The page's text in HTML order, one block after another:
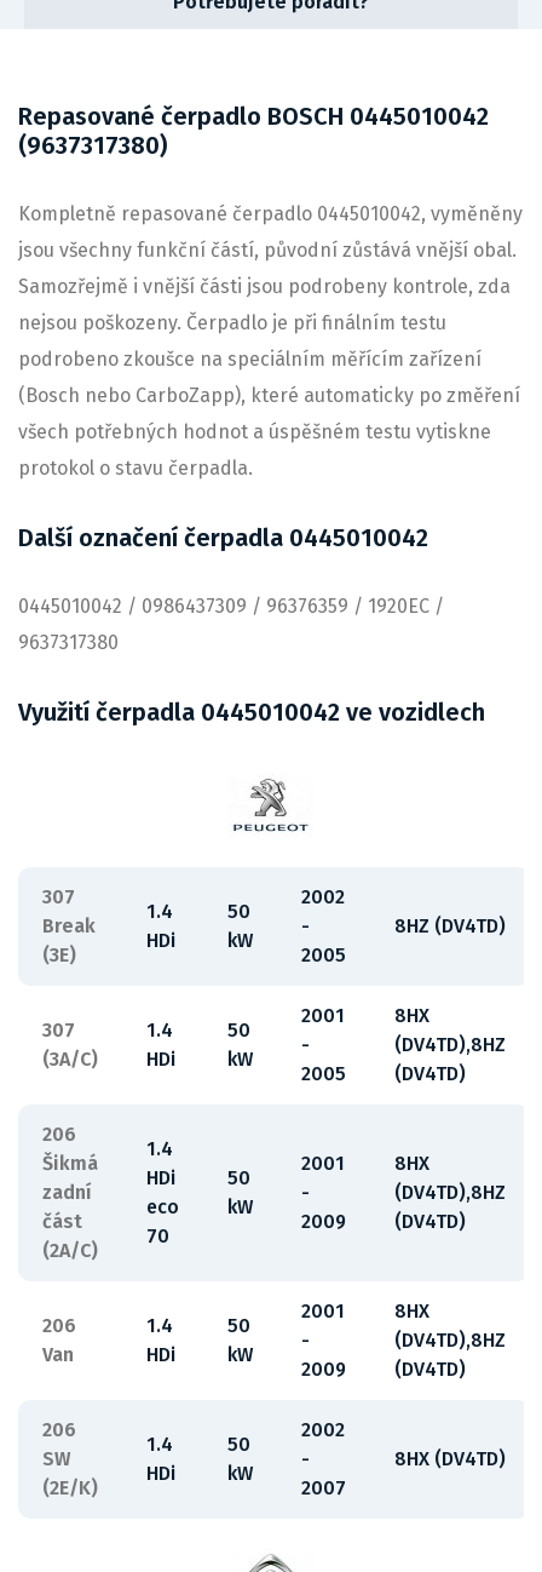
Repasované čerpadlo BOSCH 0445010042
(9637317380)
Kompletně repasované čerpadlo 0445010042, vyměněny
jsou všechny funkční částí, původní zůstává vnější obal.
Samozřejmě i vnější části jsou podrobeny kontrole, zda
nejsou poškozeny. Čerpadlo je při finálním testu
podrobeno zkoušce na speciálním měřícím zařízení
(Bosch nebo CarboZapp), které automaticky po změření
všech potřebných hodnot a úspěšném testu vytiskne
protokol o stavu čerpadla.
Další označení čerpadla 0445010042
0445010042 / 0986437309 / 96376359 / 1920EC /
9637317380
Využití čerpadla 0445010042 ve vozidlech
307
Break
(3E)
1.4
HDi
50
kW
2002
-
2005
8HZ (DV4TD)
307
(3A/C)
1.4
HDi
50
kW
2001
-
2005
8HX
(DV4TD),8HZ
(DV4TD)
206
Šikmá
zadní
část
(2A/C)
1.4
HDi
eco
70
50
kW
2001
-
2009
8HX
(DV4TD),8HZ
(DV4TD)
206
Van
1.4
HDi
50
kW
2001
-
2009
8HX
(DV4TD),8HZ
(DV4TD)
206
SW
(2E/K)
1.4
HDi
50
kW
2002
-
2007
8HX (DV4TD)